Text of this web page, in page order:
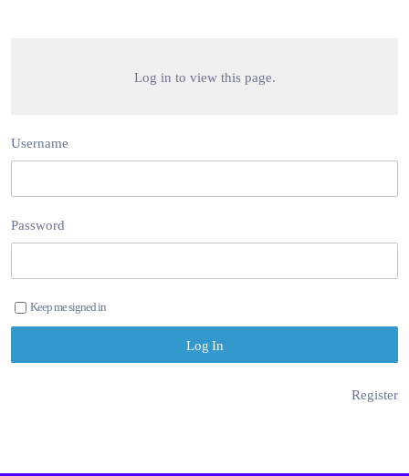
Log in to view this page.
Username
Password
Keep me signed in
Register